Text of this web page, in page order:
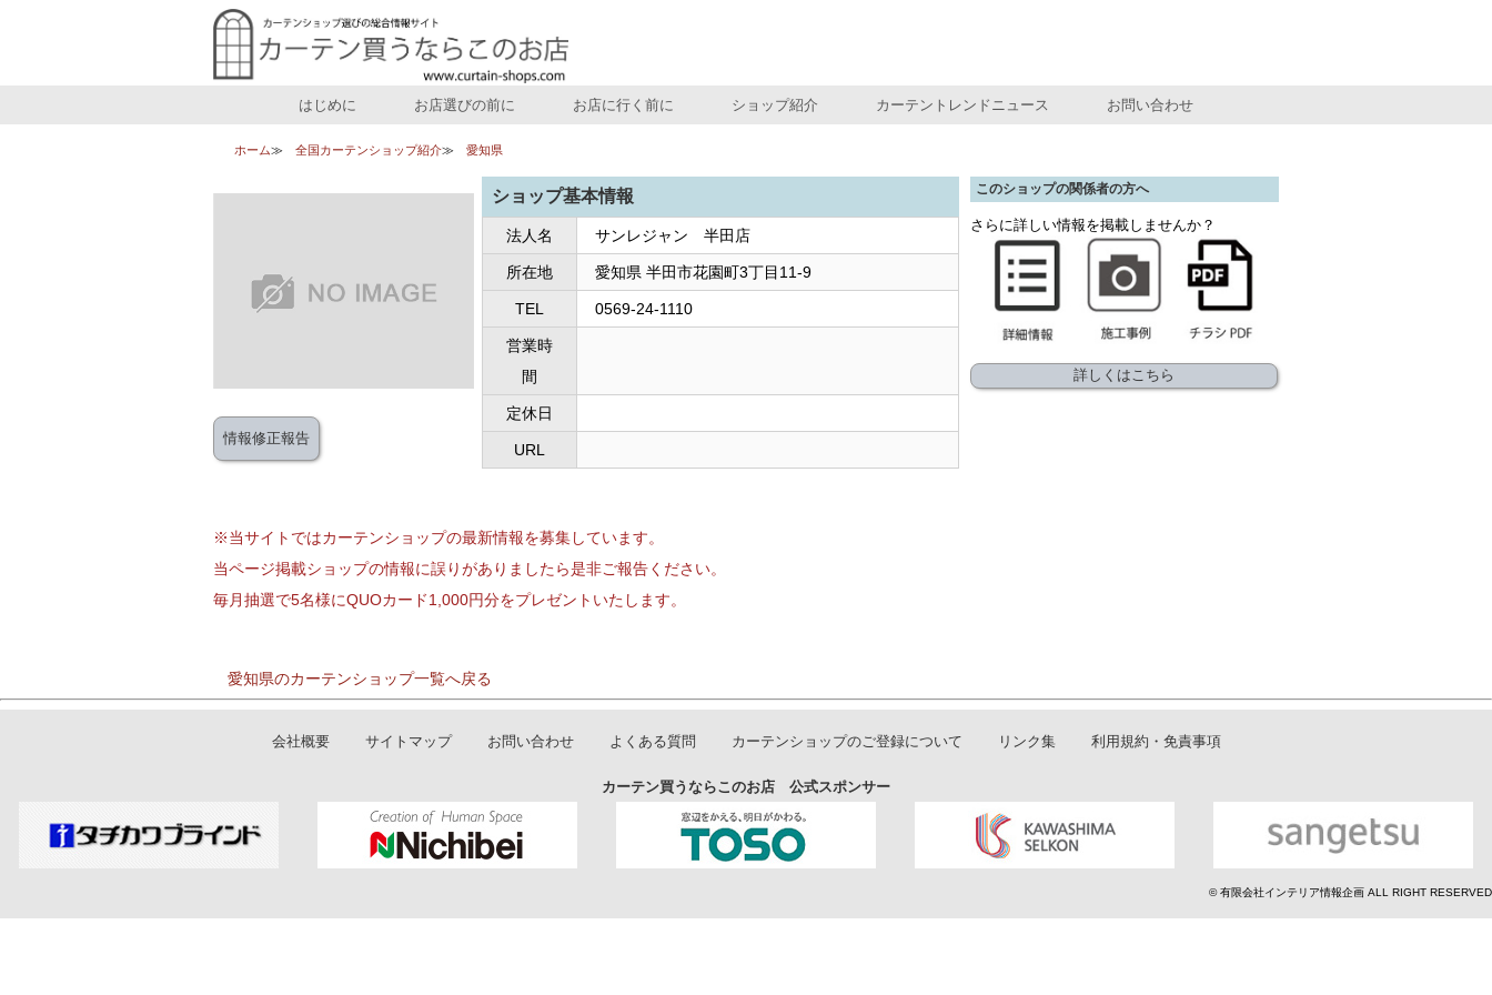
はじめに お店選びの前に お店に行く前に ショップ紹介 カーテントレンドニュース お問い合わせ
ホーム 全国カーテンショップ紹介 愛知県
情報修正報告
ショップ基本情報
法人名 サンレジャン 半田店
所在地 愛知県 半田市花園町3丁目11-9
TEL 0569-24-1110
営業時
間
定休日
URL
※当サイトではカーテンショップの最新情報を募集しています。
当ページ掲載ショップの情報に誤りがありましたら是非ご報告ください。
毎月抽選で5名様にQUOカード1,000円分をプレゼントいたします。
愛知県のカーテンショップ一覧へ戻る
このショップの関係者の方へ
さらに詳しい情報を掲載しませんか？
詳しくはこちら
会社概要 サイトマップ お問い合わせ よくある質問 カーテンショップのご登録について リンク集 利用規約・免責事項
カーテン買うならこのお店 公式スポンサー
© 有限会社インテリア情報企画 ALL RIGHT RESERVED